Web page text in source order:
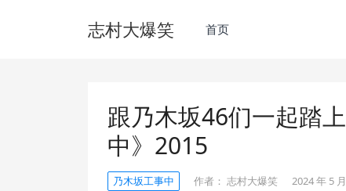
志村大爆笑 首页
跟乃木坂46们一起踏
中》2015
乃木坂工事中 作者： 志村大爆笑 2024 年 5